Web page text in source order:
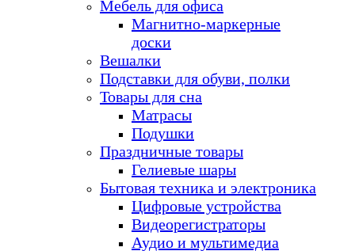
Мебель для офиса
Магнитно-маркерные
доски
Вешалки
Подставки для обуви, полки
Товары для сна
Матрасы
Подушки
Праздничные товары
Гелиевые шары
Бытовая техника и электроника
Цифровые устройства
Видеорегистраторы
Аудио и мультимедиа